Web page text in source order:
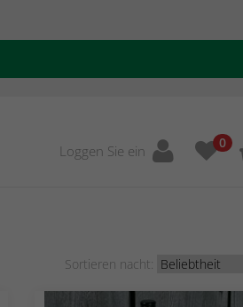
Loggen Sie ein 0
Sortieren nacht: